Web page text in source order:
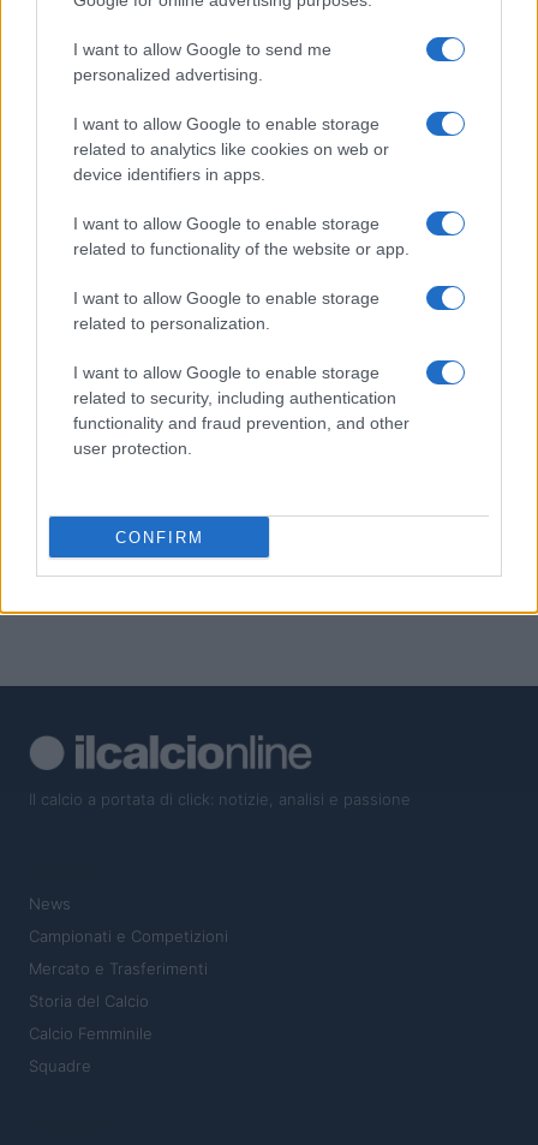
I want to allow Google to send me
personalized advertising.
I want to allow Google to enable storage
related to analytics like cookies on web or
device identifiers in apps.
I want to allow Google to enable storage
related to functionality of the website or app.
I want to allow Google to enable storage
related to personalization.
I want to allow Google to enable storage
related to security, including authentication
functionality and fraud prevention, and other
user protection.
CONFIRM
Andrea Conforti · 26 Lug 2026
PIÙ LETTI
Luigi Colombo, il telecronista che cambiò la radio e la
televisione sportiva
inaspettato
Quando il gioco di squadra insegna a vivere: calcio, storia e
valore educativo
5
Guida Completa al Campionato Mondiale di Calcio: Storia,
Il calcio a portata di click: notizie, analisi e passione
News
Campionati e Competizioni
Mercato e Trasferimenti
Storia del Calcio
Calcio Femminile
Squadre